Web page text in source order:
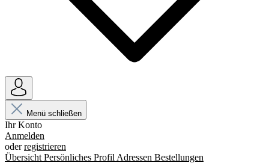
Menü schließen
Ihr Konto
Anmelden
oderregistrieren
Übersicht Persönliches Profil Adressen Bestellungen